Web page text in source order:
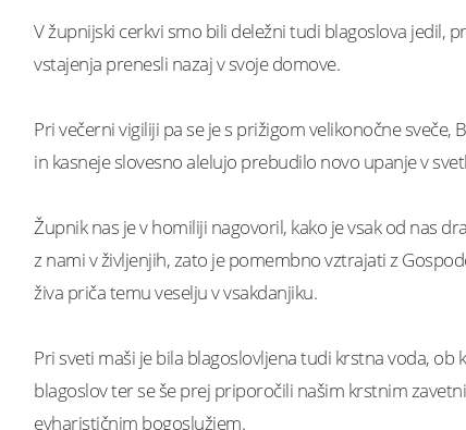
V župnijski cerkvi smo bili deležni tudi blagoslova jedil,
vstajenja prenesli nazaj v svoje domove.
Pri večerni vigiliji pa se je s prižigom velikonočne sveče,
in kasneje slovesno alelujo prebudilo novo upanje v
Župnik nas je v homiliji nagovoril, kako je vsak od nas
z nami v življenjih, zato je pomembno vztrajati z
živa priča temu veselju v vsakdanjiku.
Pri sveti maši je bila blagoslovljena tudi krstna voda,
blagoslov ter se še prej priporočili našim krstnim
evharističnim bogoslužjem.